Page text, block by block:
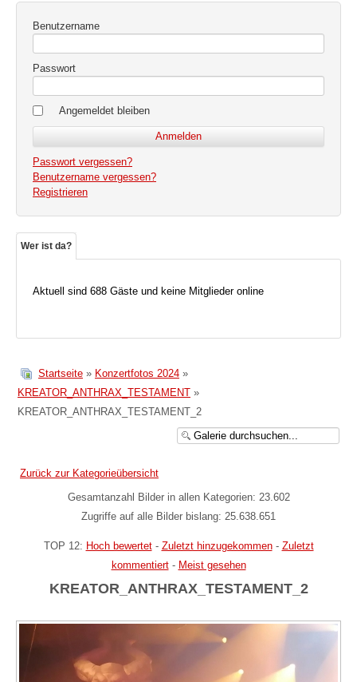
Benutzername
Passwort
Angemeldet bleiben
Passwort vergessen?
Benutzername vergessen?
Registrieren
Wer ist da?
Aktuell sind 688 Gäste und keine Mitglieder online
Startseite » Konzertfotos 2024 »
KREATOR_ANTHRAX_TESTAMENT »
KREATOR_ANTHRAX_TESTAMENT_2
Zurück zur Kategorieübersicht
Gesamtanzahl Bilder in allen Kategorien: 23.602
Zugriffe auf alle Bilder bislang: 25.638.651
TOP 12: Hoch bewertet- Zuletzt hinzugekommen- Zuletzt
kommentiert- Meist gesehen
KREATOR_ANTHRAX_TESTAMENT_2